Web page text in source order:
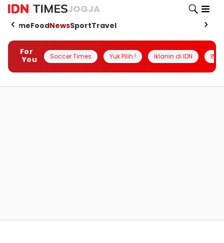
JOGJA
HomeFoodNewsSportTravel
For
You
Soccer Times Yuk Pilih ! Iklanin di IDN